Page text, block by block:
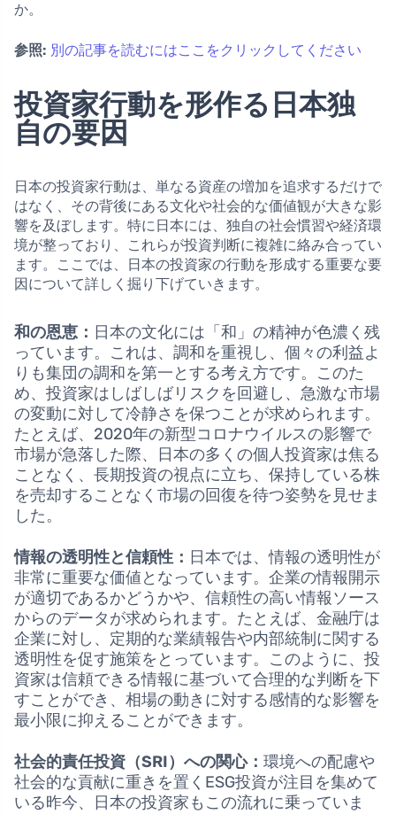
か。
参照: 別の記事を読むにはここをクリックしてください
投資家行動を形作る日本独
自の要因
日本の投資家行動は、単なる資産の増加を追求するだけで
はなく、その背後にある文化や社会的な価値観が大きな影
響を及ぼします。特に日本には、独自の社会慣習や経済環
境が整っており、これらが投資判断に複雑に絡み合ってい
ます。ここでは、日本の投資家の行動を形成する重要な要
因について詳しく掘り下げていきます。
和の恩恵： 日本の文化には「和」の精神が色濃く残
っています。これは、調和を重視し、個々の利益よ
りも集団の調和を第一とする考え方です。このた
め、投資家はしばしばリスクを回避し、急激な市場
の変動に対して冷静さを保つことが求められます。
たとえば、2020年の新型コロナウイルスの影響で
市場が急落した際、日本の多くの個人投資家は焦る
ことなく、長期投資の視点に立ち、保持している株
を売却することなく市場の回復を待つ姿勢を見せま
した。
情報の透明性と信頼性： 日本では、情報の透明性が
非常に重要な価値となっています。企業の情報開示
が適切であるかどうかや、信頼性の高い情報ソース
からのデータが求められます。たとえば、金融庁は
企業に対し、定期的な業績報告や内部統制に関する
透明性を促す施策をとっています。このように、投
資家は信頼できる情報に基づいて合理的な判断を下
すことができ、相場の動きに対する感情的な影響を
最小限に抑えることができます。
社会的責任投資（SRI）への関心： 環境への配慮や
社会的な貢献に重きを置くESG投資が注目を集めて
いる昨今、日本の投資家もこの流れに乗っていま